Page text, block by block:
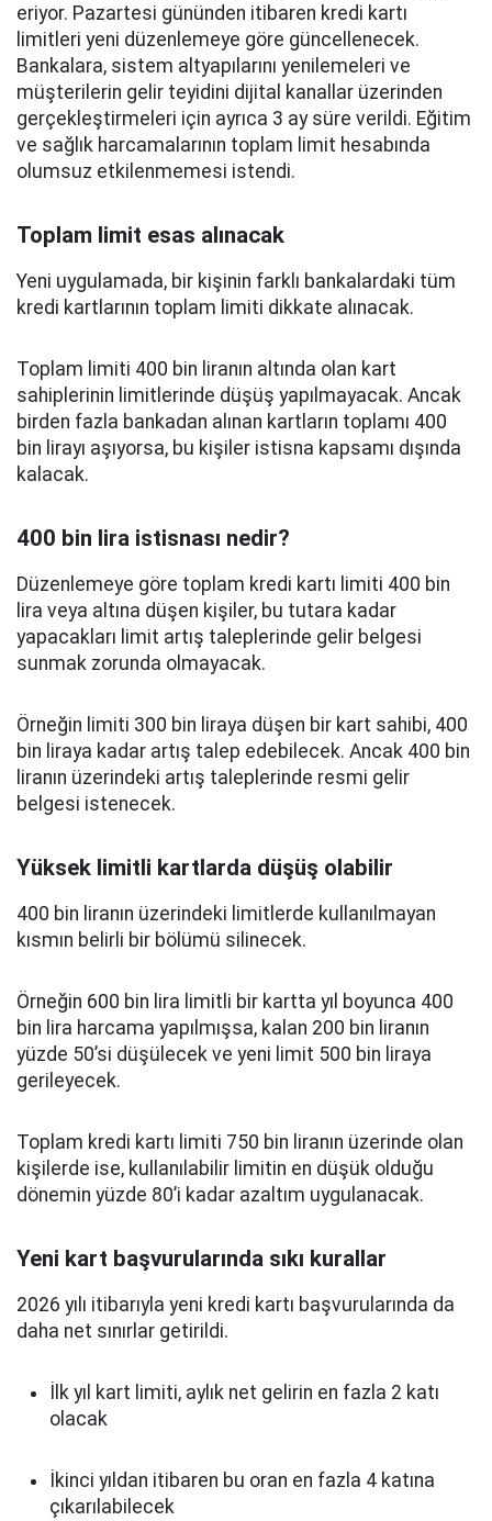
eriyor. Pazartesi gününden itibaren kredi kartı
limitleri yeni düzenlemeye göre güncellenecek.
Bankalara, sistem altyapılarını yenilemeleri ve
müşterilerin gelir teyidini dijital kanallar üzerinden
gerçekleştirmeleri için ayrıca 3 ay süre verildi. Eğitim
ve sağlık harcamalarının toplam limit hesabında
olumsuz etkilenmemesi istendi.
Toplam limit esas alınacak
Yeni uygulamada, bir kişinin farklı bankalardaki tüm
kredi kartlarının toplam limiti dikkate alınacak.
Toplam limiti 400 bin liranın altında olan kart
sahiplerinin limitlerinde düşüş yapılmayacak. Ancak
birden fazla bankadan alınan kartların toplamı 400
bin lirayı aşıyorsa, bu kişiler istisna kapsamı dışında
kalacak.
400 bin lira istisnası nedir?
Düzenlemeye göre toplam kredi kartı limiti 400 bin
lira veya altına düşen kişiler, bu tutara kadar
yapacakları limit artış taleplerinde gelir belgesi
sunmak zorunda olmayacak.
Örneğin limiti 300 bin liraya düşen bir kart sahibi, 400
bin liraya kadar artış talep edebilecek. Ancak 400 bin
liranın üzerindeki artış taleplerinde resmi gelir
belgesi istenecek.
Yüksek limitli kartlarda düşüş olabilir
400 bin liranın üzerindeki limitlerde kullanılmayan
kısmın belirli bir bölümü silinecek.
Örneğin 600 bin lira limitli bir kartta yıl boyunca 400
bin lira harcama yapılmışsa, kalan 200 bin liranın
yüzde 50’si düşülecek ve yeni limit 500 bin liraya
gerileyecek.
Toplam kredi kartı limiti 750 bin liranın üzerinde olan
kişilerde ise, kullanılabilir limitin en düşük olduğu
dönemin yüzde 80’i kadar azaltım uygulanacak.
Yeni kart başvurularında sıkı kurallar
2026 yılı itibarıyla yeni kredi kartı başvurularında da
daha net sınırlar getirildi.
İlk yıl kart limiti, aylık net gelirin en fazla 2 katı
olacak
İkinci yıldan itibaren bu oran en fazla 4 katına
çıkarılabilecek